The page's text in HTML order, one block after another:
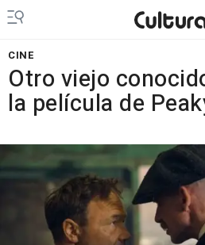
CINE
Otro viejo
la película de